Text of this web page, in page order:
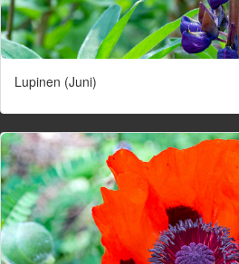
Lupinen (Juni)